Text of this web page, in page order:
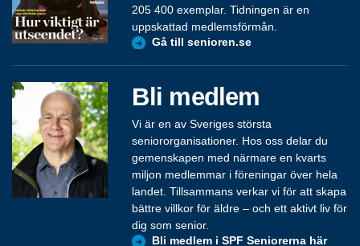
205 400 exemplar. Tidningen är en
uppskattad medlemsförmån.
Gå till senioren.se
Bli medlem
Vi är en av Sveriges största
seniororganisationer. Hos oss delar du
gemenskapen med närmare en kvarts
miljon medlemmar i föreningar över hela
landet. Tillsammans verkar vi för att skapa
bättre villkor för äldre – och ett aktivt liv för
dig som senior.
Bli medlem i SPF Seniorerna här